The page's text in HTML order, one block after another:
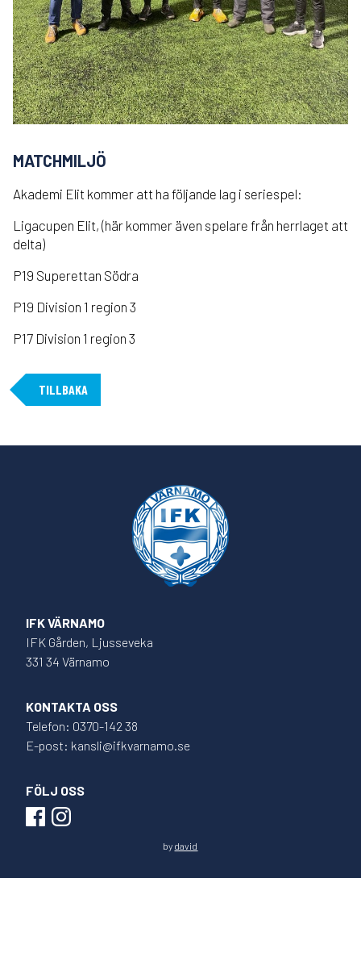
MATCHMILJÖ
Akademi Elit kommer att ha följande lag i seriespel:
Ligacupen Elit, (här kommer även spelare från herrlaget att
delta)
P19 Superettan Södra
P19 Division 1 region 3
P17 Division 1 region 3
TILLBAKA
IFK VÄRNAMO
IFK Gården, Ljusseveka
331 34 Värnamo
KONTAKTA OSS
Telefon: 0370-142 38
E-post: kansli@ifkvarnamo.se
FÖLJ OSS
by david